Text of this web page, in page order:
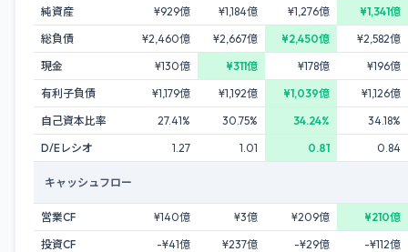
純資産
¥929億 ¥1,184億 ¥1,276億
¥1,341億
総負債
¥2,460億 ¥2,667億 ¥2,450億
¥2,582億
現金
¥130億 ¥311億 ¥178億
¥196億
有利子負債
¥1,179億 ¥1,192億 ¥1,039億
¥1,126億
自己資本比率
27.41% 30.75% 34.24%
34.18%
D/Eレシオ
1.27 1.01 0.81 0.84
キャッシュフロー
営業CF ¥140億 ¥3億 ¥209億
¥210億
投資CF
-¥41億 ¥237億 -¥29億
-¥112億